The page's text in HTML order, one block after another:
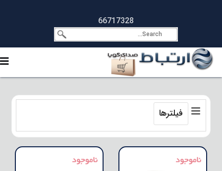
66717328
فیلترها